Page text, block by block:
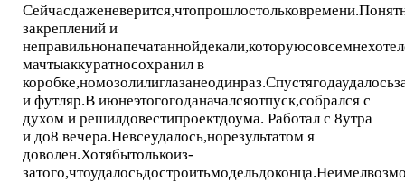
закреплений и
мачтыаккуратносохранил в
и футляр.В июнеэтогогоданачалсяотпуск,собрался с
духом и решилдовестипроектдоума. Работал с 8утра
и до8 вечера.Невсеудалось,норезультатом я
доволен.Хотябытолькоиз-